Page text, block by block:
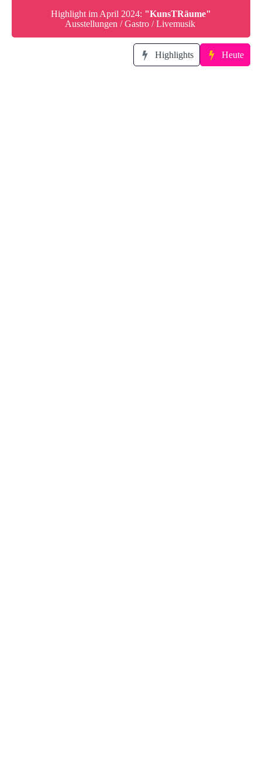
Highlight im April 2024: "KunsTRäume"
Ausstellungen / Gastro / Livemusik
Highlights Heute